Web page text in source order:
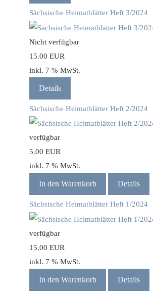
Sächsische Heimatblätter Heft 3/2024
Nicht verfügbar
15.00 EUR
inkl. 7 % MwSt.
Details
Sächsische Heimatblätter Heft 2/2024
verfügbar
5.00 EUR
inkl. 7 % MwSt.
In den Warenkorb Details
Sächsische Heimatblätter Heft 1/2024
verfügbar
15.00 EUR
inkl. 7 % MwSt.
In den Warenkorb Details